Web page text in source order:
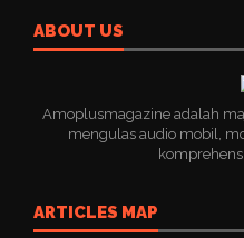
ABOUT US
Amoplusmagazine adalah
mengulas audio mobil,
ARTICLES MAP